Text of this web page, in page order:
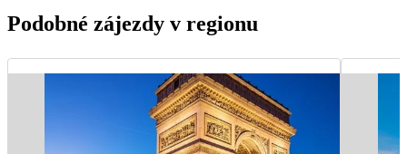
Podobné zájezdy v regionu